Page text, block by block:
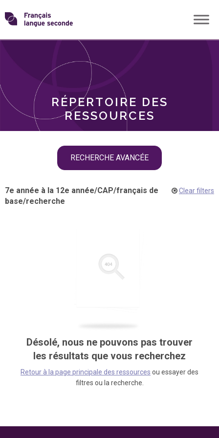
Skip
toTransformons
langue
RÉPERTOIRE DES
RESSOURCES
RECHERCHE AVANCÉE
THÈMES
7e année à la 12e année/CAP/français de
base/recherche
Clear filters
Désolé, nous ne pouvons pas trouver
les résultats que vous recherchez
Retour à la page principale des ressources ou essayer des
filtres ou la recherche.